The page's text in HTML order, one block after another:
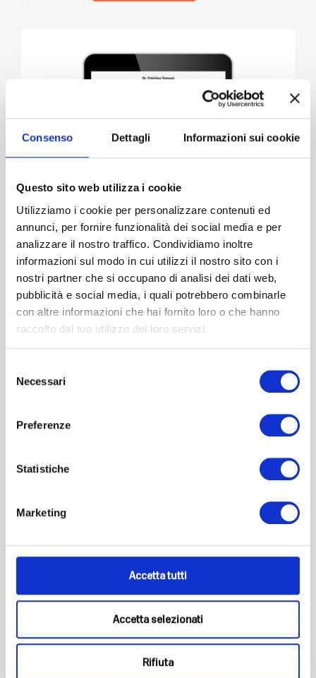
Consenso Dettagli Informazioni sui cookie
Questo sito web utilizza i cookie
Utilizziamo i cookie per personalizzare contenuti ed
annunci, per fornire funzionalità dei social media e per
analizzare il nostro traffico. Condividiamo inoltre
informazioni sul modo in cui utilizzi il nostro sito con i
nostri partner che si occupano di analisi dei dati web,
pubblicità e social media, i quali potrebbero combinarle
con altre informazioni che hai fornito loro o che hanno
raccolto dal tuo utilizzo dei loro servizi.
delNecessari
Preferenze
Statistiche
Marketing
Accetta tutti
Accetta selezionati
Rifiuta
ebook La colazione Low-Carb
La colazione low-carb 2.0 è l’eBook della Dr. Cristina To...